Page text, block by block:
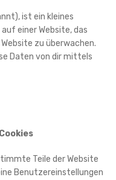
ist ein kleines
einer Website, das
zu überwachen.
Daten von dir mittels
Teile der Website
Benutzereinstellungen